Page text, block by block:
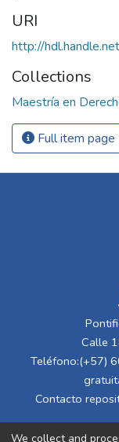
URI
http://
Collections
Maestría en
Full item page
Calle
Teléfono:(+57)
Contacto
We collect and